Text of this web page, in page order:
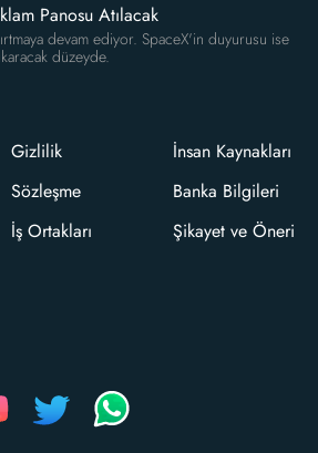
Panosu Atılacak
devam ediyor. SpaceX'in duyurusu ise
düzeyde.
Gizlilik
Sözleşme
İş Ortakları
İnsan Kaynakları
Banka Bilgileri
Şikayet ve Öneri